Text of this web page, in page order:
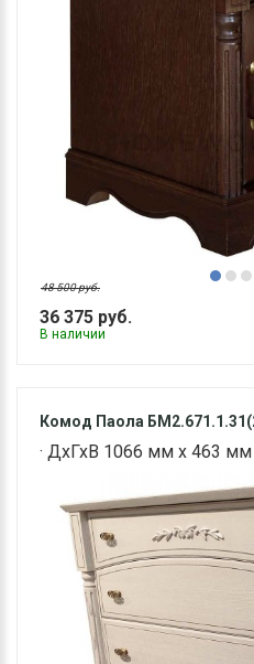
36 375 руб.
48 500 руб.
В наличии
Комод Паола
· ДхГхВ 1066 мм х 463